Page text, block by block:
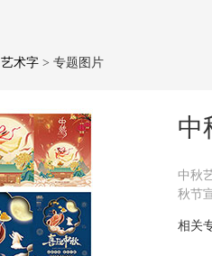
艺术字 > 专题图片
中
中秋
秋节
相关